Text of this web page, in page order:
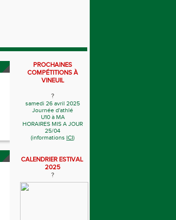
PROCHAINES
COMPÉTITIONS À
VINEUIL
?
samedi 26 avril 2025
Journée d'athlé
U10 à MA
HORAIRES MIS A JOUR
25/04
(informations ICI)
CALENDRIER ESTIVAL
2025
?